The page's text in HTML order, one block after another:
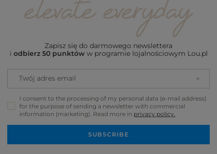
Zapisz się do darmowego newslettera
i odbierz 50 punktóww programie lojalnościowym Lou.pl
Twój adres email
I consent to the processing of my personal data (e-mail address)
for the purpose of sending a newsletter with commercial
information (marketing). Read more in privacy policy.
SUBSCRIBE